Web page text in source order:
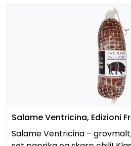
Salame Ventricina, Edizioni
Salame Ventricina –